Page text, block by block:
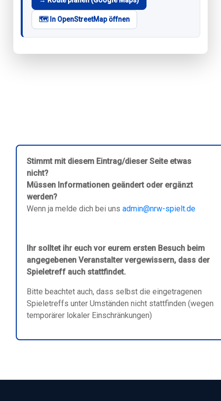
🗺️ In OpenStreetMap öffnen
Stimmt mit diesem Eintrag/dieser Seite etwas
nicht?
Müssen Informationen geändert oder ergänzt
werden?
Wenn ja melde dich bei uns admin@nrw-spielt.de
Ihr solltet ihr euch vor eurem ersten Besuch beim
angegebenen Veranstalter vergewissern, dass der
Spieletreff auch stattfindet.
Bitte beachtet auch, dass selbst die eingetragenen
Spieletreffs unter Umständen nicht stattfinden (wegen
temporärer lokaler Einschränkungen)